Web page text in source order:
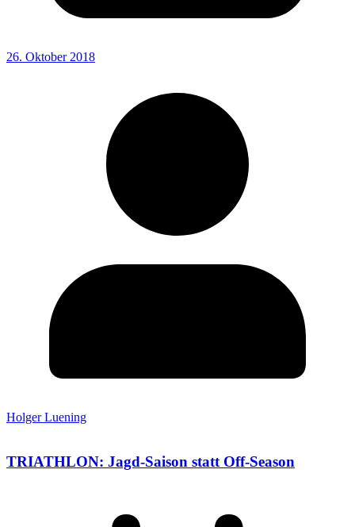
26. Oktober 2018
Holger Luening
TRIATHLON: Jagd-Saison statt Off-Season